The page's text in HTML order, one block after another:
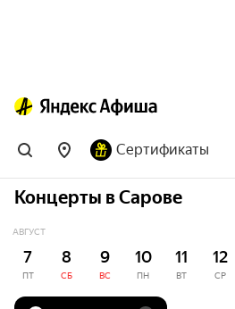
Сертификаты
Концерты в Сарове
АВГУСТ
7
ПТ
8
СБ
9
ВС
10
ПН
11
ВТ
12
СР